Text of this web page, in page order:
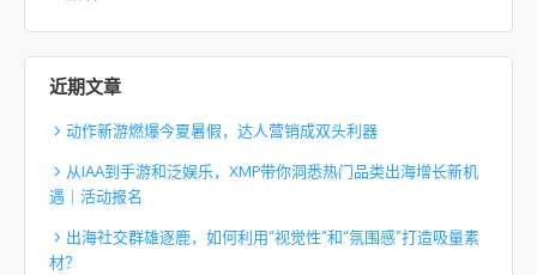
近期文章
动作新游燃爆今夏暑假，达人营销成双头利器
从IAA到手游和泛娱乐，XMP带你洞悉热门品类出海增长新机
遇｜活动报名
出海社交群雄逐鹿，如何利用“视觉性”和“氛围感”打造吸量素
材？